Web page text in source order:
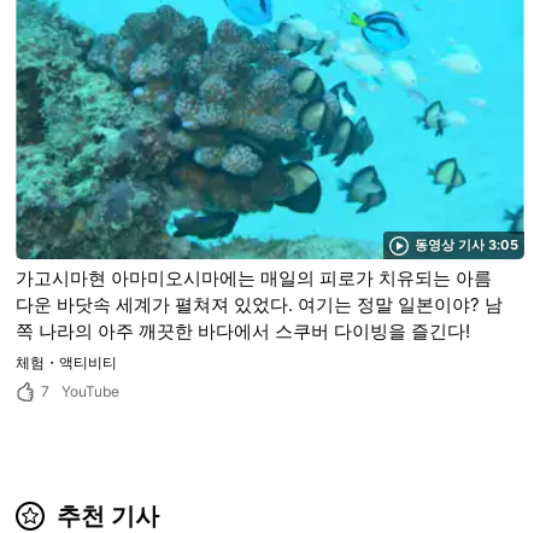
동영상 기사 3:05
가고시마현 아마미오시마에는 매일의 피로가 치유되는 아름
다운 바닷속 세계가 펼쳐져 있었다. 여기는 정말 일본이야? 남
쪽 나라의 아주 깨끗한 바다에서 스쿠버 다이빙을 즐긴다!
체험・액티비티
7
YouTube
추천 기사